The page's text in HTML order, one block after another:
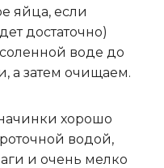
яйца, если
достаточно)
воде до
а затем очищаем.
хорошо
водой,
и очень мелко